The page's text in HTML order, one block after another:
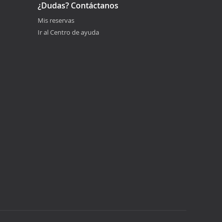
¿Dudas? Contáctanos
Mis reservas
Ir al Centro de ayuda